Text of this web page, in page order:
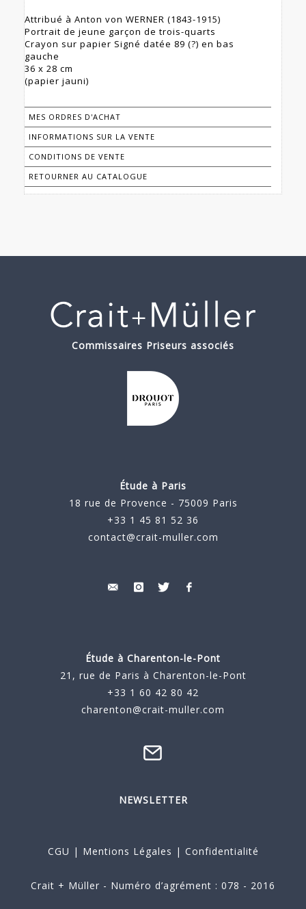
Attribué à Anton von WERNER (1843-1915)
Portrait de jeune garçon de trois-quarts
Crayon sur papier Signé datée 89 (?) en bas
gauche
36 x 28 cm
(papier jauni)
MES ORDRES D'ACHAT
INFORMATIONS SUR LA VENTE
CONDITIONS DE VENTE
RETOURNER AU CATALOGUE
Commissaires Priseurs associés
Étude à Paris
18 rue de Provence - 75009 Paris
+33 1 45 81 52 36
contact@crait-muller.com
Étude à Charenton-le-Pont
21, rue de Paris à Charenton-le-Pont
+33 1 60 42 80 42
charenton@crait-muller.com
NEWSLETTER
CGU | Mentions Légales | Confidentialité
Crait + Müller - Numéro d’agrément : 078 - 2016